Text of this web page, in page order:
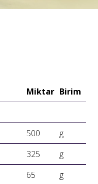
Miktar Birim
500
g
325
g
65
g